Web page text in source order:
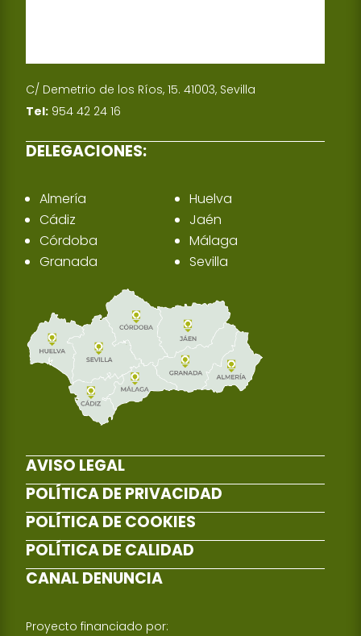
C/ Demetrio de los Ríos, 15. 41003, Sevilla
Tel: 954 42 24 16
DELEGACIONES:
Almería
Cádiz
Córdoba
Granada
Huelva
Jaén
Málaga
Sevilla
AVISO LEGAL
POLÍTICA DE PRIVACIDAD
POLÍTICA DE COOKIES
POLÍTICA DE CALIDAD
CANAL DENUNCIA
Proyecto financiado por: